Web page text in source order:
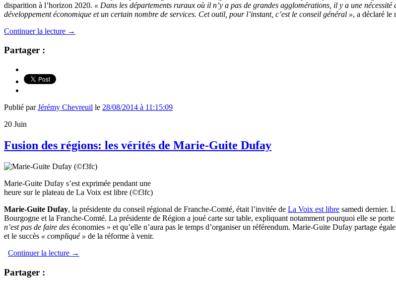
disparition à l’horizon 2020. « Dans les départements ruraux où il n’y a pas de grandes agglomérations, il y a une
développement économique et un certain nombre de services. Cet outil, pour l’instant, c’est le conseil général », a déclaré le
Continuer la lecture →
Partager :
Publié parJérémy Chevreuil le 28/08/2014 à 11:15:09
20 Juin
Fusion des régions: les vérités de Marie-Guite Dufay
Marie-Guite Dufay s’est exprimée pendant une
heure sur le plateau de La Voix est libre (©f3fc)
Marie-Guite Dufay, la présidente du conseil régional de Franche-Comté, était l’invitée de La Voix est libre samedi dernier.
Bourgogne et la Franche-Comté. La présidente de Région a joué carte sur table, expliquant notamment pourquoi elle se porte
n’est pas de faire des économies » et qu’elle n’aura pas le temps d’organiser un référendum. Marie-Guite Dufay partage
et le succès « compliqué » de la réforme à venir.
Continuer la lecture →
Partager :